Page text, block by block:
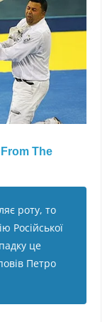
poтy, тo
Pocійcькoї
цe
Пeтpo